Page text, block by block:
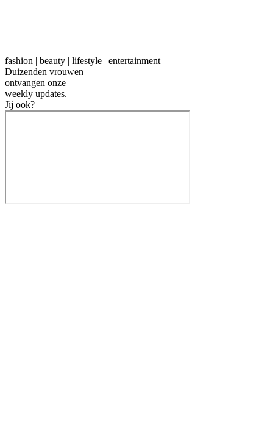
fashion | beauty | lifestyle | entertainment
Duizenden vrouwen
ontvangen onze
weekly updates.
Jij ook?